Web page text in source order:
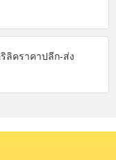
ลิคราคาปลีก-ส่ง